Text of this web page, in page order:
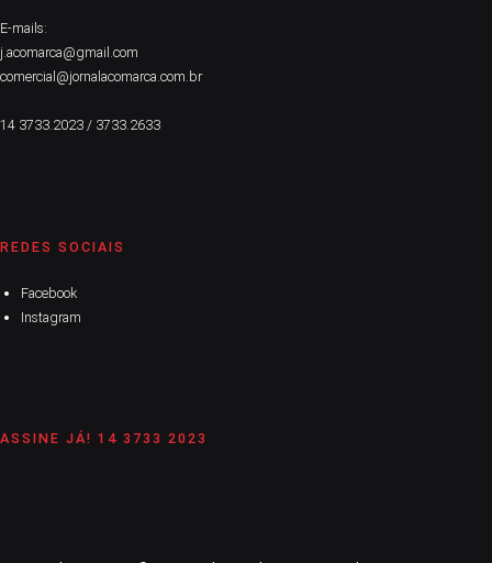
E-mails:
j.acomarca@gmail.com
comercial@jornalacomarca.com.br
14 3733.2023 / 3733.2633
REDES SOCIAIS
Facebook
Instagram
ASSINE JÁ! 14 3733 2023